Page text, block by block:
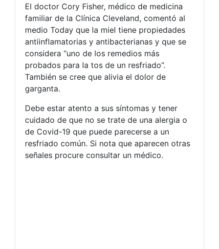
El doctor Cory Fisher, médico de medicina
familiar de la Clínica Cleveland, comentó al
medio Today que la miel tiene propiedades
antiinflamatorias y antibacterianas y que se
considera “uno de los remedios más
probados para la tos de un resfriado”.
También se cree que alivia el dolor de
garganta.
Debe estar atento a sus síntomas y tener
cuidado de que no se trate de una alergia o
de Covid-19 que puede parecerse a un
resfriado común. Si nota que aparecen otras
señales procure consultar un médico.